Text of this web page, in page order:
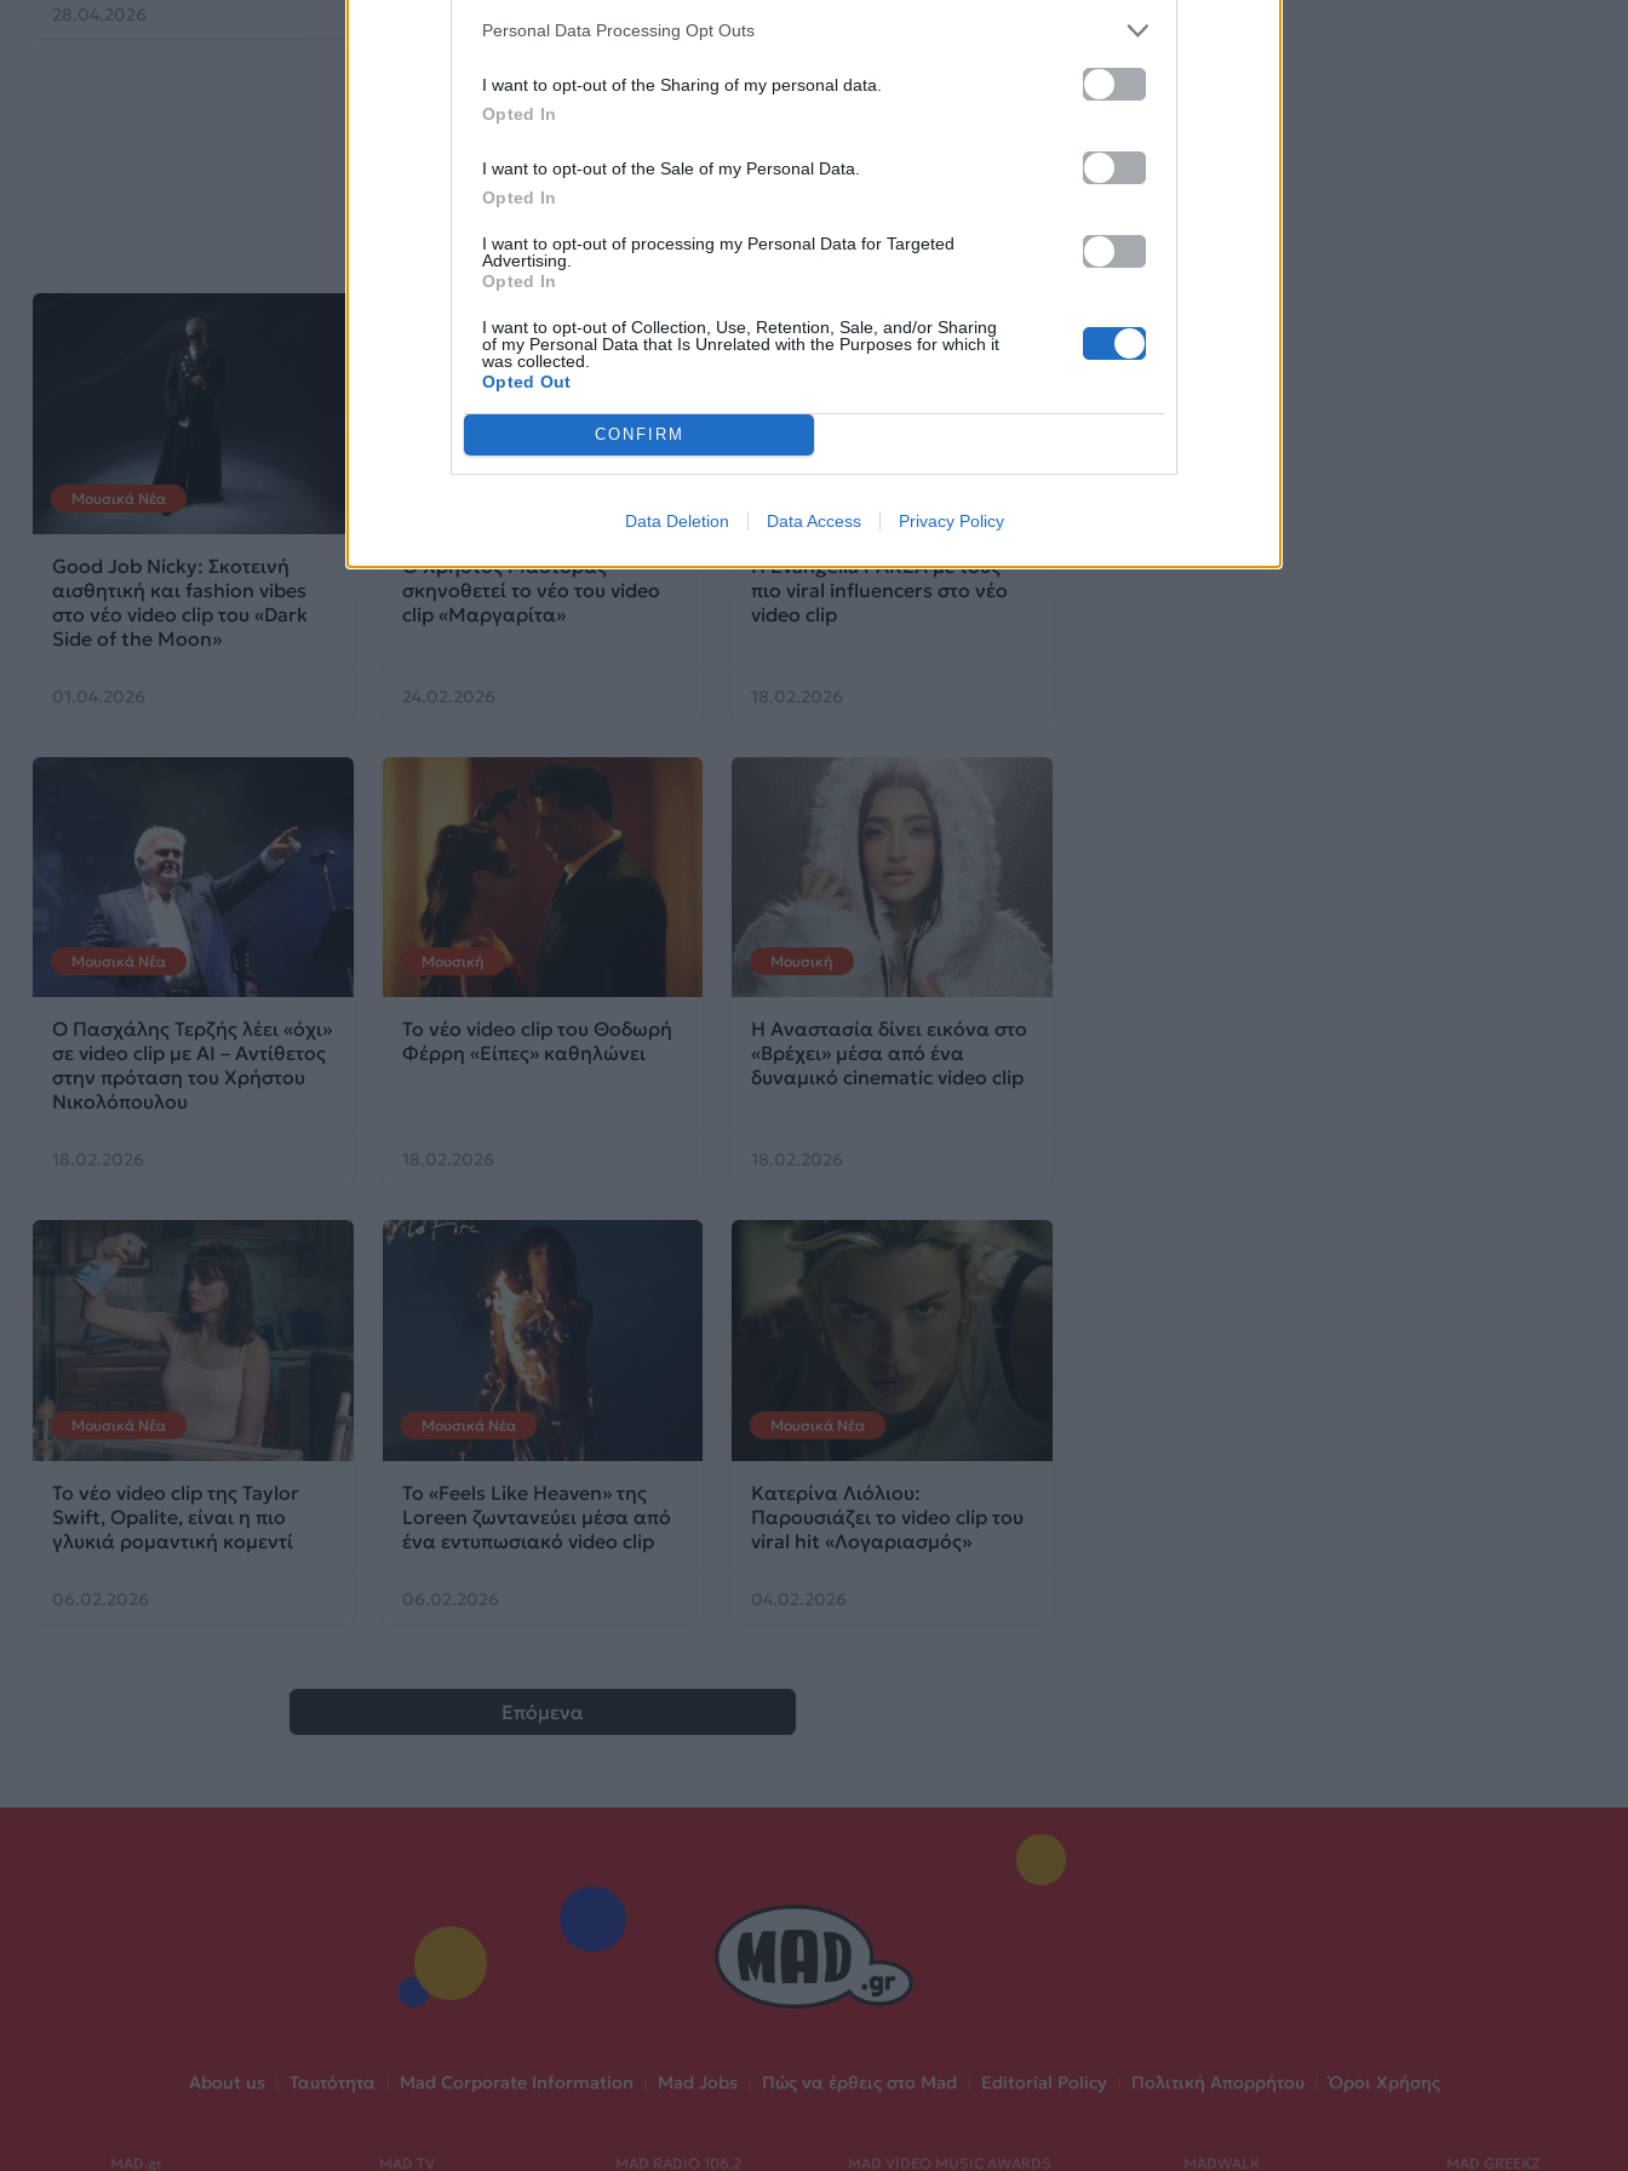
Personal Data Processing Opt Outs
I want to opt-out of the Sharing of my personal data.
Opted In
I want to opt-out of the Sale of my Personal Data.
Opted In
I want to opt-out of processing my Personal Data for Targeted
Advertising.
Opted In
I want to opt-out of Collection, Use, Retention, Sale, and/or Sharing
of my Personal Data that Is Unrelated with the Purposes for which it
was collected.
Opted Out
CONFIRM
Data Deletion Data Access Privacy Policy
28.04.2026
Μουσικά Νέα
Good Job Nicky: Σκοτεινή
αισθητική και fashion vibes
στο νέο video clip του «Dark
Side of the Moon»
01.04.2026
Ο Χρήστος Μάστορας
σκηνοθετεί το νέο του video
clip «Μαργαρίτα»
24.02.2026
Η Evangelia PAREA με τους
πιο viral influencers στο νέο
video clip
18.02.2026
Μουσικά Νέα
Ο Πασχάλης Τερζής λέει «όχι»
σε video clip με AI – Αντίθετος
στην πρόταση του Χρήστου
Νικολόπουλου
18.02.2026
Μουσική
Το νέο video clip του Θοδωρή
Φέρρη «Είπες» καθηλώνει
18.02.2026
Μουσική
Η Αναστασία δίνει εικόνα στο
«Βρέχει» μέσα από ένα
δυναμικό cinematic video clip
18.02.2026
Μουσικά Νέα
Το νέο video clip της Taylor
Swift, Opalite, είναι η πιο
γλυκιά ρομαντική κομεντί
06.02.2026
Μουσικά Νέα
Το «Feels Like Heaven» της
Loreen ζωντανεύει μέσα από
ένα εντυπωσιακό video clip
06.02.2026
Μουσικά Νέα
Κατερίνα Λιόλιου:
Παρουσιάζει το video clip του
viral hit «Λογαριασμός»
04.02.2026
Επόμενα
About us Ταυτότητα Mad Corporate Information Mad Jobs Πώς να έρθεις στο Mad Editorial Policy Πολιτική Απορρήτου Όροι Χρήσης
MAD.gr MAD TV MAD RADIO 106,2 MAD VIDEO MUSIC AWARDS MADWALK MAD GREEKZ